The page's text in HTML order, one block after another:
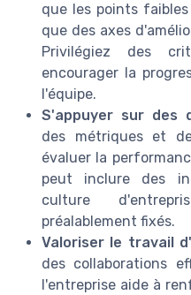
que les points
que des axes
Privilégiez des
encourager la
l'équipe.
S'appuyer sur des
des métriques et
évaluer la
peut inclure des
culture
préalablement fixés.
Valoriser le travail
des collaborations
l'entreprise aide à